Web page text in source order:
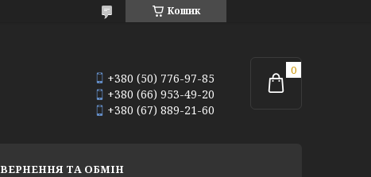
Кошик
+380 (50) 776-97-85
+380 (66) 953-49-20
+380 (67) 889-21-60
ТА ОБМІН